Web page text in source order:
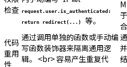
检查 request.user.is_authenticated:
return redirect(...)
等。
代码
重用
性
通过调用单独的函数或手动编
写函数装饰器来隔离通用逻
辑。 <br> 容易产生重复代